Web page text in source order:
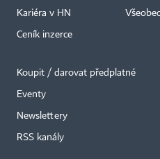
Kariéra v HN
Ceník inzerce
Koupit / darovat předplatné
Eventy
Newslettery
RSS kanály